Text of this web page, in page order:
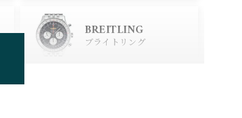
BREITLING
ブライトリング